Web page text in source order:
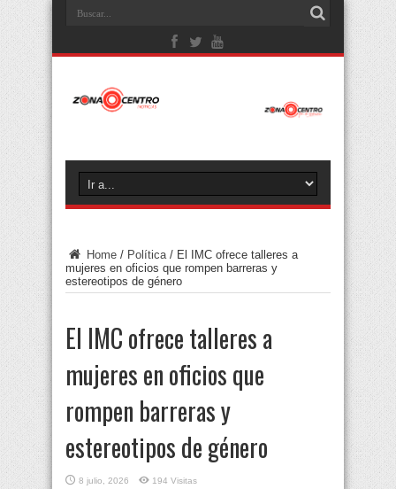
Home / Política / El IMC ofrece talleres a
mujeres en oficios que rompen barreras y
estereotipos de género
El IMC ofrece talleres a
mujeres en oficios que
rompen barreras y
estereotipos de género
8 julio, 2026 194 Visitas